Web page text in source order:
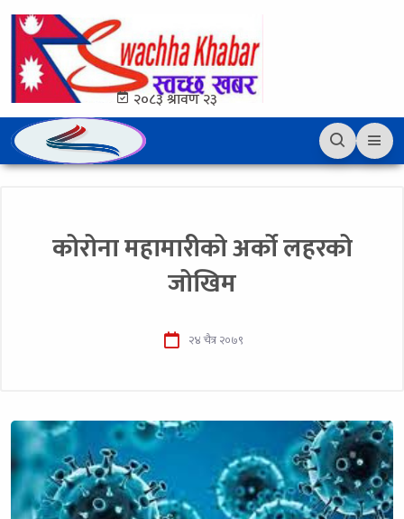
२०८३ श्रावण २३
कोरोना महामारीको अर्को लहरको
जोखिम
२४ चैत्र २०७९